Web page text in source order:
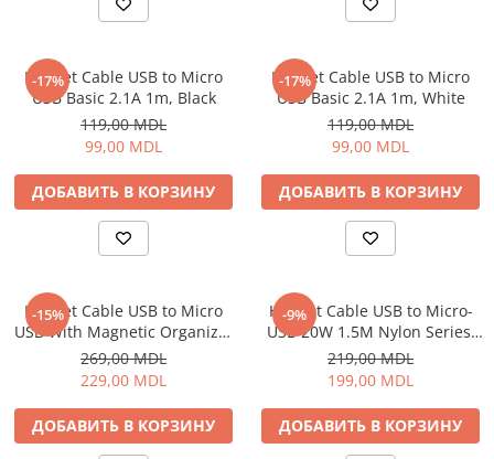
Электрические печи
Электрочайники
Личный уход
Машинки для стрижки
Плойки и утюжки
Фен щетки для волос
Фены для волос
ирригаторы
Электробритвы
Уход за домом
Окон
Паровые очистители
Проекторы
Телевизоры
Аудио
FM модуляторы
Микрофоны
Портативное радио
Портативные колонки
Проводные колонки
Умные колонки
Гейминг
Аксессуары и Игровые Товары
Игровые консоли
Игры для консолей и ПК
Сетевое оборудование
Wi-Fi роутеры
-17%
Helmet Cable USB to Micro
USB Basic 2.1A 1m, Black
119,00 MDL
99,00 MDL
ДОБАВИТЬ В КОРЗИНУ
-17%
Helmet Cable USB to Micro
USB Basic 2.1A 1m, White
119,00 MDL
99,00 MDL
ДОБАВИТЬ В КОРЗИНУ
-15%
Helmet Cable USB to Micro
USB With Magnetic Organizer
1m, White
269,00 MDL
229,00 MDL
ДОБАВИТЬ В КОРЗИНУ
-9%
Helmet Cable USB to Micro-
USB 20W 1.5M Nylon Series,
Grey
219,00 MDL
199,00 MDL
ДОБАВИТЬ В КОРЗИНУ